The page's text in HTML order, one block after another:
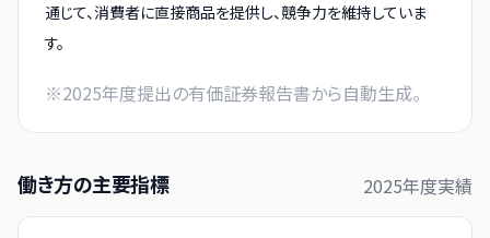
通じて、消費者に直接商品を提供し、競争力を維持していま
す。
※2025年度提出の有価証券報告書から自動生成。
働き方の主要指標 2025年度実績